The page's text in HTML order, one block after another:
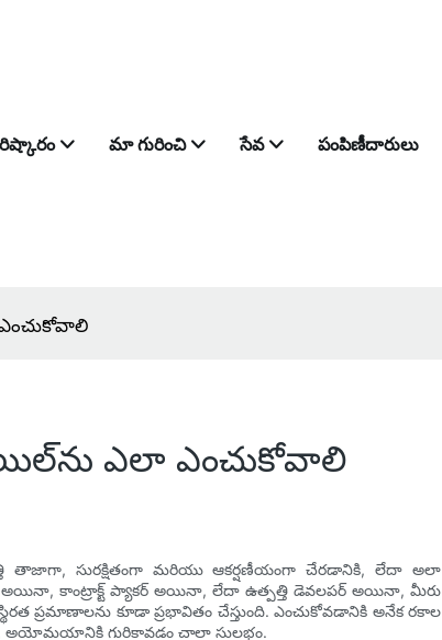
మా గురించి సేవ పంపిణీదారులు
ఎలా ఎంచుకోవాలి
తాజాగా, సురక్షితంగా మరియు ఆకర్షణీయంగా చేరడానికి, లేదా అలా
అయినా, కాంట్రాక్ట్ ప్యాకర్ అయినా, లేదా ఉత్పత్తి డెవలపర్ అయినా, మీరు
ప్రమాణాలను కూడా ప్రభావితం చేస్తుంది. ఎంచుకోవడానికి అనేక రకాల
అయోమయానికి గురికావడం చాలా సులభం.